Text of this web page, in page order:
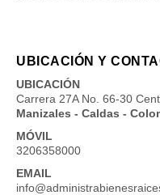
UBICACIÓN Y
UBICACIÓN
Carrera 27A No. 66-30
Manizales - Caldas -
MÓVIL
3206358000
EMAIL